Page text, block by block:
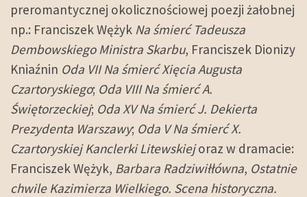
preromantycznej okolicznościowej poezji żałobnej
np.: Franciszek Wężyk Na śmierć Tadeusza
Dembowskiego Ministra Skarbu, Franciszek Dionizy
Kniaźnin Oda VII Na śmierć Xięcia Augusta
Czartoryskiego; Oda VIII Na śmierć A.
Świętorzeckiej; Oda XV Na śmierć J. Dekierta
Prezydenta Warszawy; Oda V Na śmierć X.
Czartoryskiej Kanclerki Litewskiejoraz w dramacie:
Franciszek Wężyk, Barbara Radziwiłłówna, Ostatnie
chwile Kazimierza Wielkiego. Scena historyczna.